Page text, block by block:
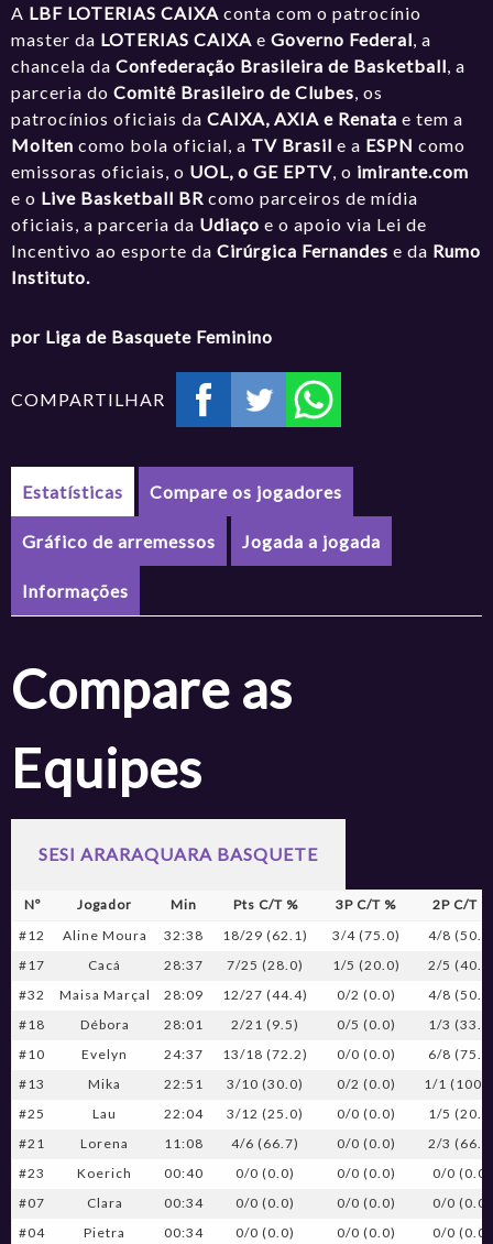
A LBF LOTERIAS CAIXAconta com o patrocínio
master da LOTERIAS CAIXA eGoverno Federal, a
chancela daConfederação Brasileira de Basketball, a
parceria do Comitê Brasileiro de Clubes, os
patrocínios oficiais daCAIXA, AXIA e Renata e tem a
Molten como bola oficial, a TV Brasil e a ESPNcomo
emissoras oficiais, o UOL, o GE EPTV, o imirante.com
e o Live Basketball BR como parceiros de mídia
oficiais, a parceria da Udiaço e o apoio via Lei de
Incentivo ao esporte daCirúrgica Fernandes e da Rumo
Instituto.
por Liga de Basquete Feminino
COMPARTILHAR
Estatísticas Compare os jogadores
Gráfico de arremessos Jogada a jogada
Informações
Compare as
Equipes
SESI ARARAQUARA BASQUETE
Nº Jogador Min Pts C/T % 3P C/T %
2P C/T %
#12
Aline Moura 32:38 18/29 (62.1) 3/4 (75.0)
4/8
#17
Cacá 28:37 7/25 (28.0) 1/5 (20.0)
2/5
#32
Maisa Marçal 28:09 12/27 (44.4) 0/2 (0.0)
4/8
#18
Débora 28:01 2/21 (9.5) 0/5 (0.0)
1/3
#10
Evelyn 24:37 13/18 (72.2) 0/0 (0.0)
6/8
#13
Mika 22:51 3/10 (30.0) 0/2 (0.0)
1/1
#25
Lau 22:04 3/12 (25.0) 0/0 (0.0)
1/5
#21
Lorena 11:08 4/6 (66.7) 0/0 (0.0)
2/3
#23
Koerich 00:40 0/0 (0.0) 0/0 (0.0)
0/0 (0.0)
#07
Clara 00:34 0/0 (0.0) 0/0 (0.0)
0/0 (0.0)
#04
Pietra 00:34 0/0 (0.0) 0/0 (0.0) 0/0 (0.0)